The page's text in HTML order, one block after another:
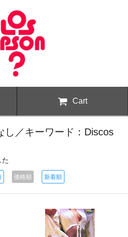
Cart
し／キーワード：Discos
た
価格順 新着順